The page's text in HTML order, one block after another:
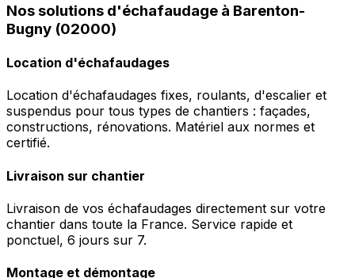
Nos solutions d'échafaudage à Barenton-
Bugny (02000)
Location d'échafaudages
Location d'échafaudages fixes, roulants, d'escalier et
suspendus pour tous types de chantiers : façades,
constructions, rénovations. Matériel aux normes et
certifié.
Livraison sur chantier
Livraison de vos échafaudages directement sur votre
chantier dans toute la France. Service rapide et
ponctuel, 6 jours sur 7.
Montage et démontage